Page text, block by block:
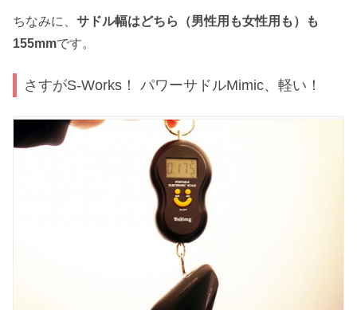
ちなみに、 サドル幅はどちら（男性用も女性用も）も
155mmです。
さすがS-Works！ パワーサドルMimic、軽い！